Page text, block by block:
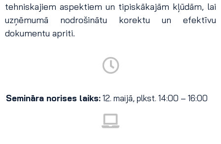
tehniskajiem aspektiem un tipiskākajām kļūdām, lai
uzņēmumā nodrošinātu korektu un efektīvu
dokumentu apriti.
Semināra norises laiks:12. maijā, plkst. 14:00 – 16:00